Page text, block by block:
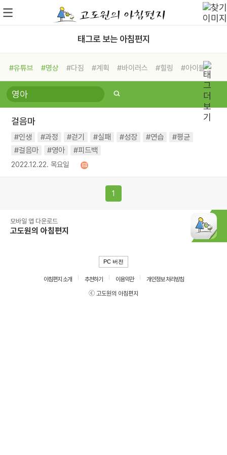
태그로 보는 아침편지
#유튜브 #명상 #다짐 #계획 #바이러스 #힐링
#아이들
#비전캠프
#독서캠프 #삶
#희망
#나눔 #친구 #링컨학교
#독서
#건강
걸음마
#인생 #과정 #걷기 #실패 #성장 #연습
#평균
#걸음마
#영아 #피드백
2022.12.22. 목요일
1
모바일 앱 다운로드
고도원의 아침편지
PC 버전
아침편지 소개 추천하기 이용약관
개인정보 처리방침
ⓒ 고도원의 아침편지